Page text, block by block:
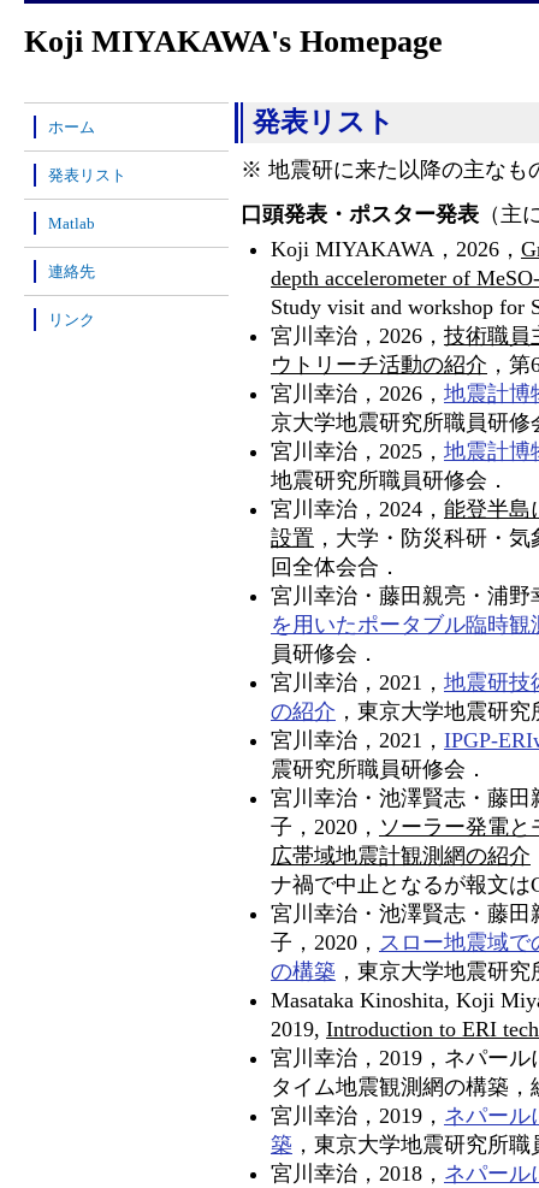
Koji MIYAKAWA's Homepage
ホーム
発表リスト
Matlab
連絡先
リンク
発表リスト
※ 地震研に来た以降の主なも
口頭発表・ポスター発表 （主
Koji MIYAKAWA，2026，
depth accelerometer of
Study visit and workshop for
宮川幸治，2026， 技術職員
ウトリーチ活動の紹介 ，
宮川幸治，2026， 地震計博
京大学地震研究所職員研修
宮川幸治，2025， 地震計博
地震研究所職員研修会．
宮川幸治，2024， 能登半島
設置 ，大学・防災科研・
回全体会合．
宮川幸治・藤田親亮・浦野
を用いたポータブル臨時観
員研修会．
宮川幸治，2021， 地震研技
の紹介 ，東京大学地震研
宮川幸治，2021， IPGP-
震研究所職員研修会．
宮川幸治・池澤賢志・藤
子，2020， ソーラー発電
広帯域地震計観測網の紹介
ナ禍で中止となるが報文
宮川幸治・池澤賢志・藤
子，2020， スロー地震域
の構築 ，東京大学地震研
Masataka Kinoshita, Koji
2019, Introduction to ERI
宮川幸治，2019，ネパー
タイム地震観測網の構築
宮川幸治，2019， ネパール
築 ，東京大学地震研究所
宮川幸治，2018， ネパール